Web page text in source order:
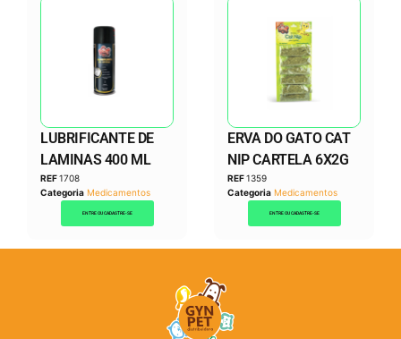
LUBRIFICANTE DE
LAMINAS 400 ML
REF1708
Categoria Medicamentos
ENTRE OU CADASTRE-SE
ERVA DO GATO CAT
NIP CARTELA 6X2G
REF1359
Categoria Medicamentos
ENTRE OU CADASTRE-SE